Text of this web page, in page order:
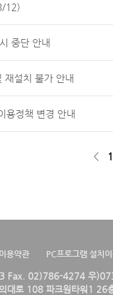
12)
중단 안내
재설치 불가 안내
용정책 변경 안내
< 1
용약관 PC프로그램 설치
Fax. 02)786-4274 우
대로 108 파크원타워1 26